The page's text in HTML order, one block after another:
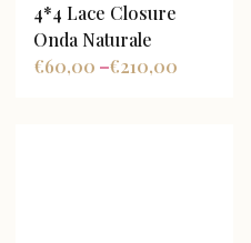
4*4 Lace Closure
Onda Naturale
60,00
€ – 210,00
€